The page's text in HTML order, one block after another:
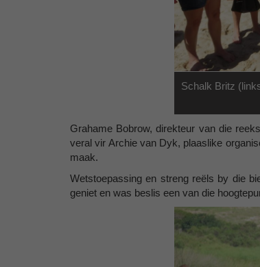
Schalk Britz
Grahame Bobrow, direkteur van die
veral vir Archie van Dyk, plaaslike
maak.
Wetstoepassing en streng reëls by die
geniet en was beslis een van die